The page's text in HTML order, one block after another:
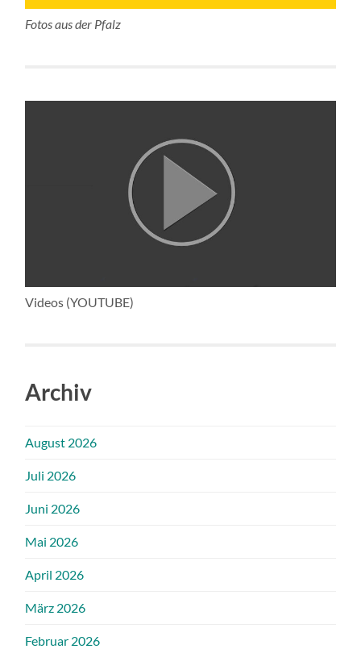
Fotos aus der Pfalz
Videos (YOUTUBE)
Archiv
August 2026
Juli 2026
Juni 2026
Mai 2026
April 2026
März 2026
Februar 2026